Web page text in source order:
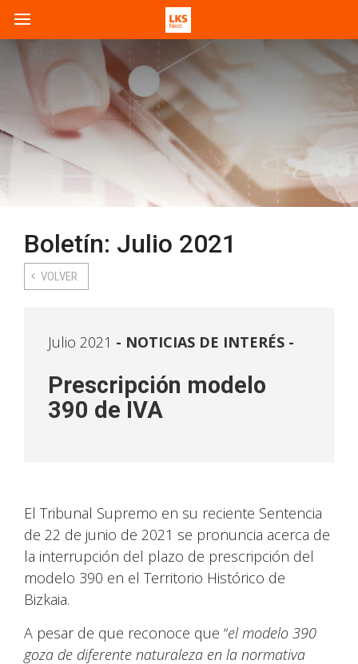
Boletín: Julio 2021
VOLVER
Julio 2021 NOTICIAS DE INTERÉS -
Prescripción modelo
390 de IVA
El Tribunal Supremo en su reciente Sentencia
de 22 de junio de 2021 se pronuncia acerca de
la interrupción del plazo de prescripción del
modelo 390 en el Territorio Histórico de
Bizkaia.
A pesar de que reconoce que “el modelo 390
goza de diferente naturaleza en la normativa